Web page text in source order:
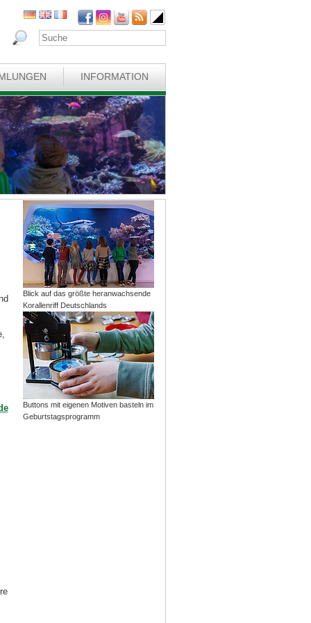
INFORMATION
Blick auf das größte heranwachsende
Korallenriff Deutschlands
Buttons mit eigenen Motiven basteln im
Geburtstagsprogramm